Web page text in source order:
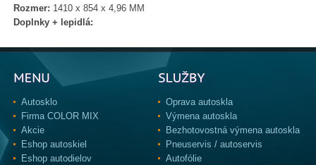
Rozmer: 1410 x 854 x 4,96 MM
Doplnky + lepidlá:
Autosklo
Firma COLOR MIX
Akcie
Eshop autoskiel
Eshop autodielov
Oprava autoskla
Výmena autoskla
Bezhotovostná výmena autoskla
Pneuservis / autoservis
Autofólie